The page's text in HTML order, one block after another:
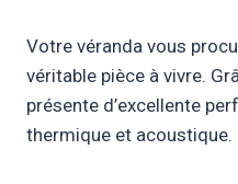
Votre véranda vous
véritable pièce à vivre.
présente d’excellente
thermique et acoustique.